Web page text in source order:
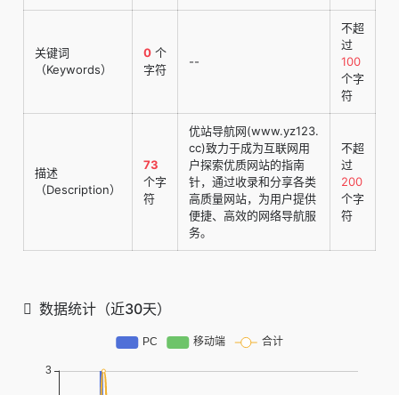
关键词
（Keywords）
0 个
字符
--
不超
过
100
个字
符
描述
（Description）
73
个字
符
优站导航网(www.yz123.
cc)致力于成为互联网用
户探索优质网站的指南
针，通过收录和分享各类
高质量网站，为用户提供
便捷、高效的网络导航服
务。
不超
过
200
个字
符
数据统计（近30天）